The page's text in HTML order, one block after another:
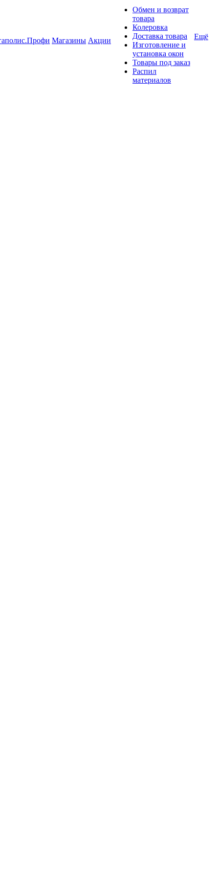
Магазины Акции
Обмен и возврат
товара
Колеровка
Доставка товара
Изготовление и
установка окон
Товары под заказ
Распил
материалов
Ещё